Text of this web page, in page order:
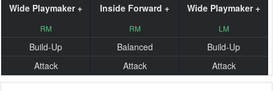
Wide Playmaker +
RM
Build-Up
Attack
Inside Forward +
RM
Balanced
Attack
Wide Playmaker +
LM
Build-Up
Attack